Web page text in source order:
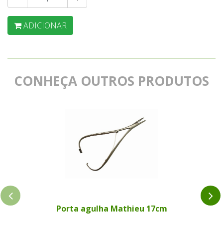
ADICIONAR
CONHEÇA OUTROS PRODUTOS
Porta agulha Mathieu 17cm